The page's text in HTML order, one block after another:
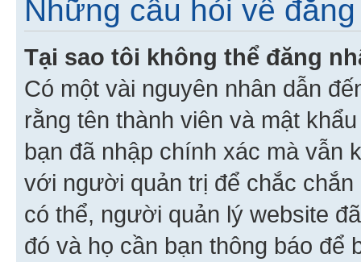
Những câu hỏi về
Tại sao tôi không thể đăng
Có một vài nguyên nhân dẫn
rằng tên thành viên và mật
bạn đã nhập chính xác mà vẫn
với người quản trị để chắc
có thể, người quản lý website
đó và họ cần bạn thông báo để